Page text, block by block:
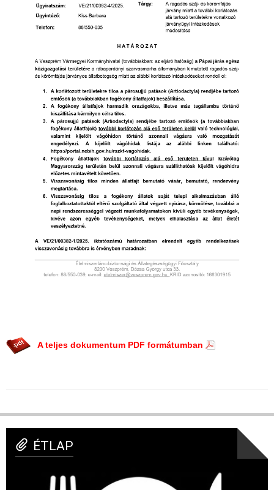
A teljes dokumentum PDF formátumban
ÉTLAP